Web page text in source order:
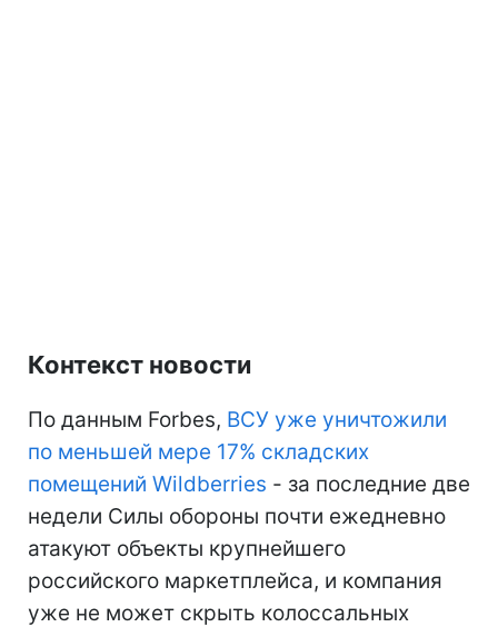
Контекст новости
По данным Forbes, ВСУ уже уничтожили
по меньшей мере 17% складских
помещений Wildberries - за последние две
недели Силы обороны почти ежедневно
атакуют объекты крупнейшего
российского маркетплейса, и компания
уже не может скрыть колоссальных